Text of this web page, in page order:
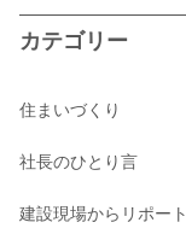
カテゴリー
住まいづくり
社長のひとり言
建設現場からリポート